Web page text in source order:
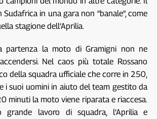
in una gara non “banale”, come
stagione dell’Aprilia.
partenza la moto di Gramigni non ne
Nel caos più totale Rossano
della squadra ufficiale che corre in 250,
i suoi uomini in aiuto del team gestito da
minuti la moto viene riparata e riaccesa.
grande lavoro di squadra, l’Aprilia e